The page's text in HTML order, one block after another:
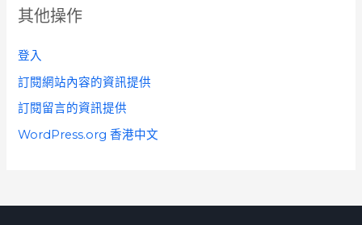
其他操作
登入
訂閱網站內容的資訊提供
訂閱留言的資訊提供
WordPress.org 香港中文